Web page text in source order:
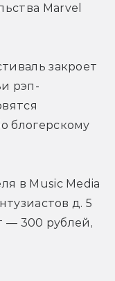
Marvel
закроет
рэп-
блогерскому
в Music Media
д. 5
— 300 рублей,